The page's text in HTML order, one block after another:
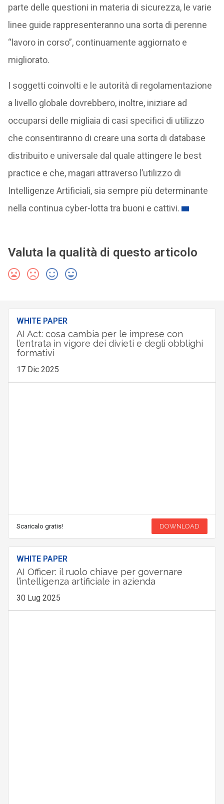
parte delle questioni in materia di sicurezza, le varie
linee guide rappresenteranno una sorta di perenne
“lavoro in corso”, continuamente aggiornato e
migliorato.
I soggetti coinvolti e le autorità di regolamentazione
a livello globale dovrebbero, inoltre, iniziare ad
occuparsi delle migliaia di casi specifici di utilizzo
che consentiranno di creare una sorta di database
distribuito e universale dal quale attingere le best
practice e che, magari attraverso l’utilizzo di
Intelligenze Artificiali, sia sempre più determinante
nella continua cyber-lotta tra buoni e cattivi.
Valuta la qualità di questo articolo
WHITE PAPER
AI Act: cosa cambia per le imprese con
l’entrata in vigore dei divieti e degli obblighi
formativi
17 Dic 2025
Scaricalo gratis! DOWNLOAD
WHITE PAPER
AI Officer: il ruolo chiave per governare
l’intelligenza artificiale in azienda
30 Lug 2025